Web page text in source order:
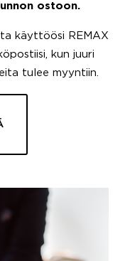
ostoon.
käyttöösi REMAX
kun juuri
tulee myyntiin.